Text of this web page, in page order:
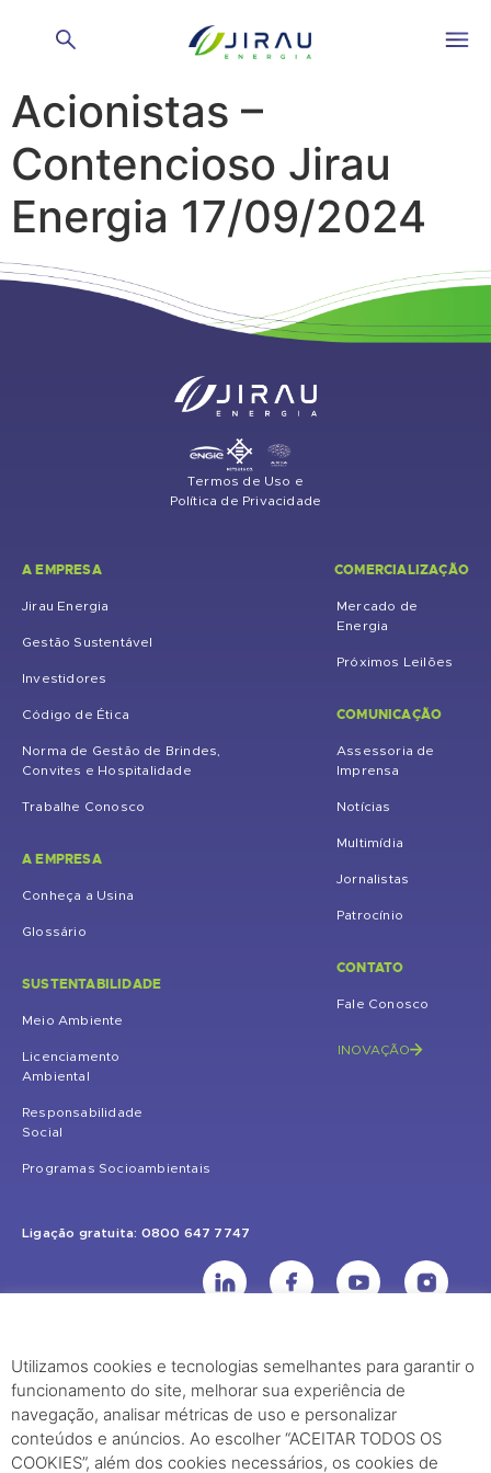
Relatório de
Acionistas –
Contencioso Jirau
Energia 17/09/2024
Termos de Uso e
Política de Privacidade
A EMPRESA
Jirau Energia
Gestão Sustentável
Investidores
Código de Ética
Norma de Gestão de Brindes,
Convites e Hospitalidade
Trabalhe Conosco
A EMPRESA
Conheça a Usina
Glossário
SUSTENTABILIDADE
Meio Ambiente
Licenciamento
Ambiental
Responsabilidade
Social
Programas Socioambientais
COMERCIALIZAÇÃO
Mercado de
Energia
Próximos Leilões
COMUNICAÇÃO
Assessoria de
Imprensa
Notícias
Multimídia
Jornalistas
Patrocínio
CONTATO
Fale Conosco
INOVAÇÃO
Ligação gratuita: 0800 647 7747
UHE Jirau
Rodovia BR-364, KM 824 S/Nº - Distrito de Jaci Paraná – Porto Velho
(RO) – CEP: 76840-000 – Telefone: (69) 2182.8600
Utilizamos cookies e tecnologias semelhantes para garantir o
funcionamento do site, melhorar sua experiência de
navegação, analisar métricas de uso e personalizar
conteúdos e anúncios. Ao escolher “ACEITAR TODOS OS
COOKIES”, além dos cookies necessários, os cookies de